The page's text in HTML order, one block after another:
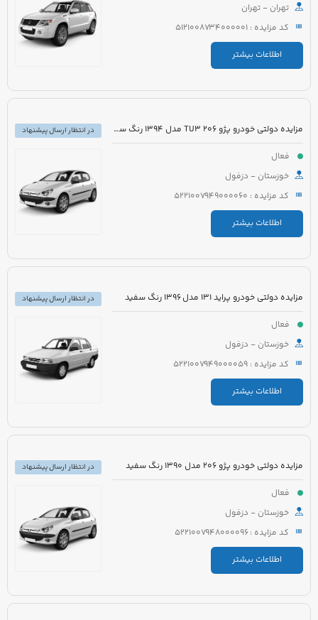
تهران - تهران
کد مزایده : 5121008734000001
اطلاعات بیشتر
مزایده دولتی خودرو پژو 206 TU3 مدل 1394 رنگ سفید
فعال
خوزستان - دزفول
کد مزایده : 5221007949000060
اطلاعات بیشتر
در انتظار ارسال پیشنهاد
مزایده دولتی خودرو پراید 131 مدل 1396 رنگ سفید
فعال
خوزستان - دزفول
کد مزایده : 5221007949000059
اطلاعات بیشتر
در انتظار ارسال پیشنهاد
مزایده دولتی خودرو پژو 206 مدل 1390 رنگ سفید
فعال
خوزستان - دزفول
کد مزایده : 5221007948000096
اطلاعات بیشتر
در انتظار ارسال پیشنهاد